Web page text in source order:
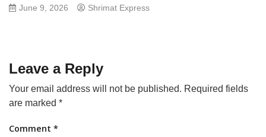
June 9, 2026 Shrimat Express
Leave a Reply
Your email address will not be published. Required fields
are marked *
Comment *